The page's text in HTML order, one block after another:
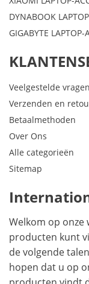
DYNABOOK
GIGABYTE LAPTOP-
Veelgestelde vragen
Verzenden en
Betaalmethoden
Over Ons
Alle categorieën
Sitemap
Welkom op onze
producten kunt
de volgende
hopen dat u op